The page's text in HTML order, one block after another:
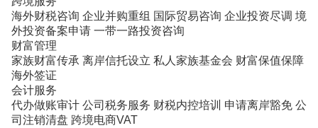
海外财税咨询 企业并购重组 国际贸易咨询 企业投资尽调 境
外投资备案申请 一带一路投资咨询
财富管理
家族财富传承 离岸信托设立 私人家族基金会 财富保值保障
海外签证
会计服务
代办做账审计 公司税务服务 财税内控培训 申请离岸豁免 公
司注销清盘 跨境电商VAT